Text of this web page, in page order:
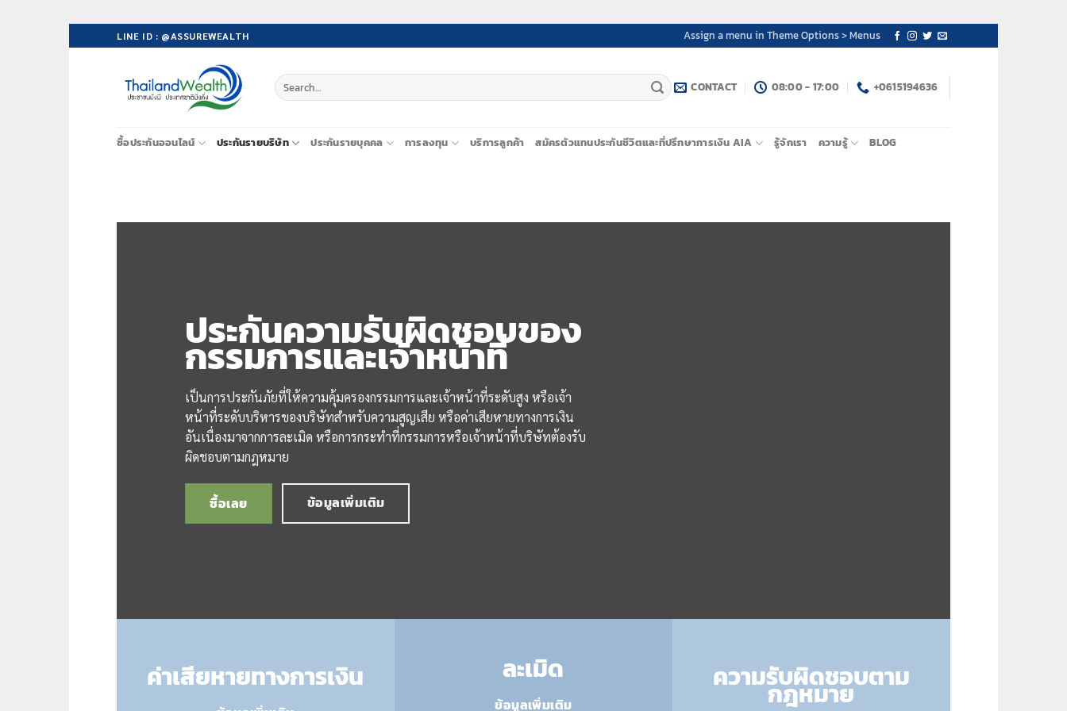
to
LINE ID : @ASSUREWEALTH Assign a menu in Theme Options > Menus
CONTACT 08:00 - 17:00 +0615194636
ซื้อประกันออนไลน์ ประกันรายบริษัท ประกันรายบุคคล การลงทุน บริการลูกค้า สมัครตัวแทนประกันชีวิตและที่ปรึกษาการเงิน AIA รู้จักเรา ความรู้ BLOG
ประกันความรับผิดชอบของ
กรรมการและเจ้าหน้าที่
เป็นการประกันภัยที่ให้ความคุ้มครองกรรมการและเจ้าหน้าที่ระดับสูง หรือเจ้า
หน้าที่ระดับบริหารของบริษัทสำหรับความสูญเสีย หรือค่าเสียหายทางการเงิน
อันเนื่องมาจากการละเมิด หรือการกระทำที่กรรมการหรือเจ้าหน้าที่บริษัทต้องรับ
ผิดชอบตามกฎหมาย
ซื้อเลย ข้อมูลเพิ่มเติม
ค่าเสียหายทางการเงิน ละเมิด
ข้อมูลเพิ่มเติม
ความรับผิดชอบตาม
กฎหมาย